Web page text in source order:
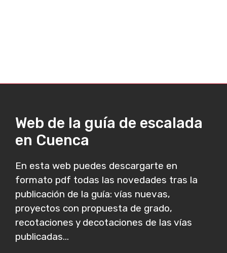
Web de la guía de escalada
en Cuenca
En esta web puedes descargarte en
formato pdf todas las novedades tras la
publicación de la guía: vías nuevas,
proyectos con propuesta de grado,
recotaciones y decotaciones de las vías
publicadas...